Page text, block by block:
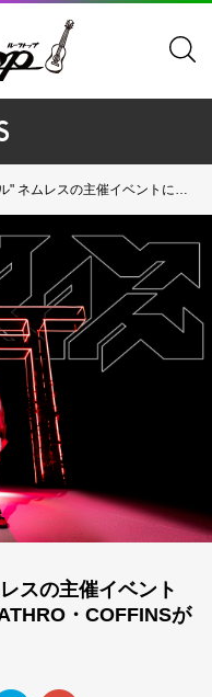
トにNumb'n'dub（大阪）・DEATHRO・COFFINSが出演
スの主催イベント
・COFFINSが